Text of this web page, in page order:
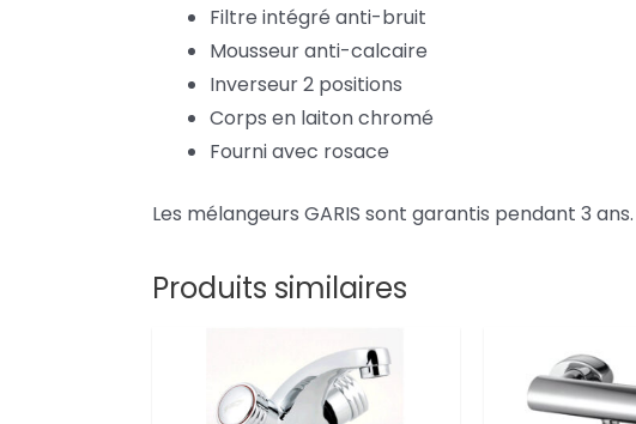
Filtre intégré anti-bruit
Mousseur anti-calcaire
Inverseur 2 positions
Corps en laiton chromé
Fourni avec rosace
Les mélangeurs GARIS sont garantis pendant 3 ans.
Produits similaires